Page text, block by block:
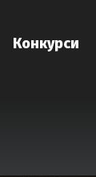
Конкурси